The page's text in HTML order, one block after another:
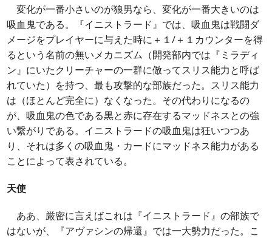
変化が一番小さいのが狼男なら、変化が一番大きいのは
吸血鬼である。『イニストラード』では、吸血鬼は戦闘ダ
メージをプレイヤーに与えた時に＋１/＋１カウンターを得
るという名前の無いメカニズム（開発部内では『ミラディ
ン』にいたクリーチャーの一群に倣ってスリス能力と呼ば
れていた）を持つ、最も攻撃的な部族だった。スリス能力
は（ほとんど完全に）なくなった。その代わりになるの
が、吸血鬼の色である黒と赤に存在するマッドネスとの強
い繋がりである。イニストラードの吸血鬼は狂いつつあ
り、それは多くの吸血鬼・カードにマッドネス能力がある
ことによって表されている。
天使
ああ、厳密に言えばこれは『イニストラード』の部族で
はないが、『アヴァシンの帰還』では一大勢力だった。こ